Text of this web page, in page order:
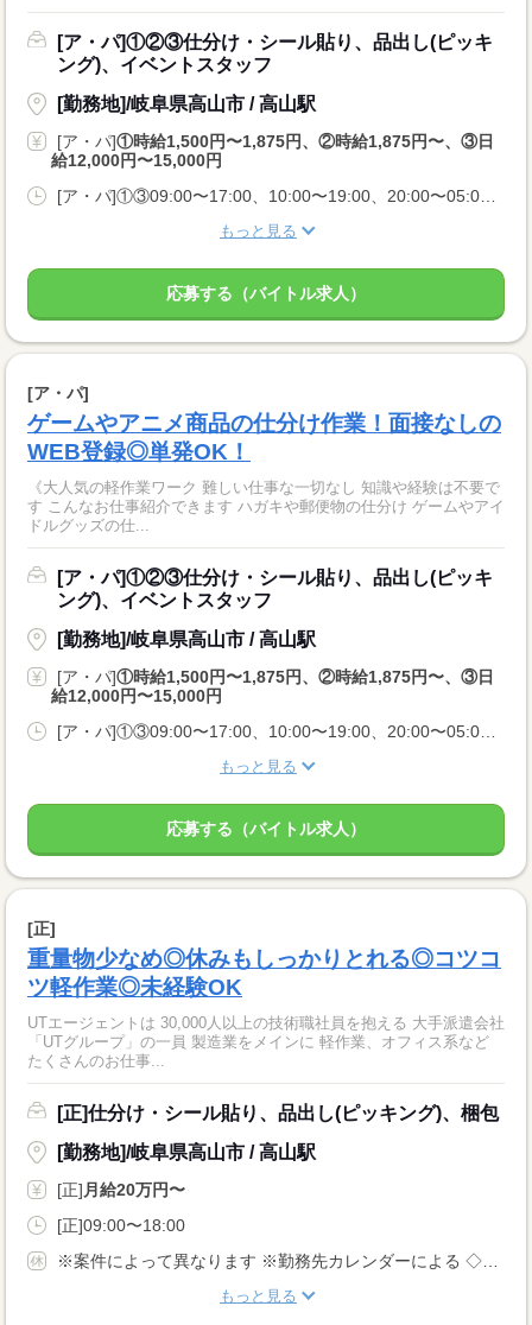
[ア・パ]①②③仕分け・シール貼り、品出し(ピッキ
ング)、イベントスタッフ
[勤務地]/岐阜県高山市 / 高山駅
[ア・パ]①時給1,500円〜1,875円、②時給1,875円〜、③日
給12,000円〜15,000円
もっと見る
応募する（バイトル求人）
[ア・パ]
ゲームやアニメ商品の仕分け作業！面接なしの
WEB登録◎単発OK！
《大人気の軽作業ワーク 難しい仕事な一切なし 知識や経験は不要で
す こんなお仕事紹介できます ハガキや郵便物の仕分け ゲームやアイ
ドルグッズの仕...
[ア・パ]①②③仕分け・シール貼り、品出し(ピッキ
ング)、イベントスタッフ
[勤務地]/岐阜県高山市 / 高山駅
[ア・パ]①時給1,500円〜1,875円、②時給1,875円〜、③日
給12,000円〜15,000円
もっと見る
応募する（バイトル求人）
[正]
重量物少なめ◎休みもしっかりとれる◎コツコ
ツ軽作業◎未経験OK
UTエージェントは 30,000人以上の技術職社員を抱える 大手派遣会社
「UTグループ」の一員 製造業をメインに 軽作業、オフィス系など
たくさんのお仕事...
[正]仕分け・シール貼り、品出し(ピッキング)、梱包
[勤務地]/岐阜県高山市 / 高山駅
[正] 月給20万円〜
[正]09:00〜18:00
もっと見る